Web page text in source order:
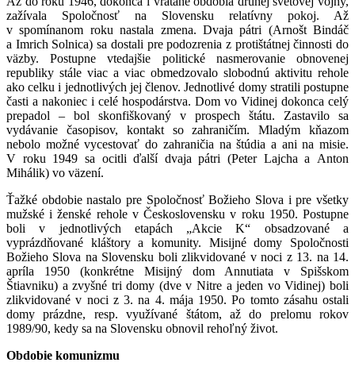
zažívala Spoločnosť na Slovensku relatívny pokoj. Až
v spomínanom roku nastala zmena. Dvaja pátri (Arnošt Bindáč
a Imrich Solnica) sa dostali pre podozrenia z protištátnej činnosti do
väzby. Postupne vtedajšie politické nasmerovanie obnovenej
republiky stále viac a viac obmedzovalo slobodnú aktivitu rehole
ako celku i jednotlivých jej členov. Jednotlivé domy stratili postupne
časti a nakoniec i celé hospodárstva. Dom vo Vidinej dokonca celý
prepadol – bol skonfiškovaný v prospech štátu. Zastavilo sa
vydávanie časopisov, kontakt so zahraničím. Mladým kňazom
nebolo možné vycestovať do zahraničia na štúdia a ani na misie.
V roku 1949 sa ocitli ďalší dvaja pátri (Peter Lajcha a Anton
Mihálik) vo väzení.
Ťažké obdobie nastalo pre Spoločnosť Božieho Slova i pre všetky
mužské i ženské rehole v Československu v roku 1950. Postupne
boli v jednotlivých etapách „Akcie K“ obsadzované a
vyprázdňované kláštory a komunity. Misijné domy Spoločnosti
Božieho Slova na Slovensku boli zlikvidované v noci z 13. na 14.
apríla 1950 (konkrétne Misijný dom Annutiata v Spišskom
Štiavniku) a zvyšné tri domy (dve v Nitre a jeden vo Vidinej) boli
zlikvidované v noci z 3. na 4. mája 1950. Po tomto zásahu ostali
domy prázdne, resp. využívané štátom, až do prelomu rokov
1989/90, kedy sa na Slovensku obnovil rehoľný život.
Obdobie komunizmu